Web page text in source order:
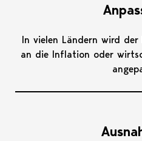
In vielen Ländern wird der
an die Inflation oder